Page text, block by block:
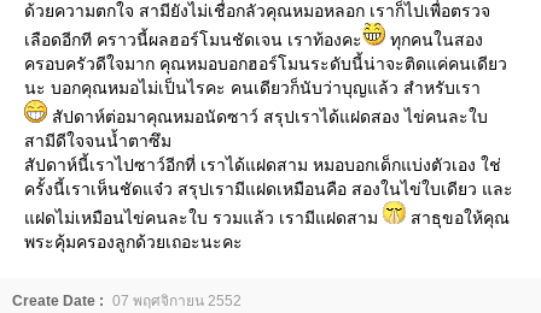
ด้วยความตกใจ สามียังไม่เชื่อกลัวคุณหมอหลอก เราก็ไปเพื่อตรวจ
เลือดอีกที คราวนี้ผลฮอร์โมนชัดเจน เราท้องคะ
ทุกคนในสอง
ครอบครัวดีใจมาก คุณหมอบอกฮอร์โมนระดับนี้น่าจะติดแค่คนเดียว
นะ บอกคุณหมอไม่เป็นไรคะ คนเดียวก็นับว่าบุญแล้ว สำหรับเรา
สัปดาห์ต่อมาคุณหมอนัดซาว์ สรุปเราได้แฝดสอง ไข่คนละใบ
สามีดีใจจนน้ำตาซึม
สัปดาห์นี้เราไปซาว์อีกที่ เราได้แฝดสาม หมอบอกเด็กแบ่งตัวเอง ใช่
ครั้งนี้เราเห็นชัดแจ๋ว สรุปเรามีแฝดเหมือนคือ สองในไข่ใบเดียว และ
ฝดไม่เหมือนไข่คนละใบ รวมแล้ว เรามีแฝดสาม
สาธุขอให้คุณ
พระคุ้มครองลูกด้วยเถอะนะคะ
Create Date : 07 พฤศจิกายน 2552